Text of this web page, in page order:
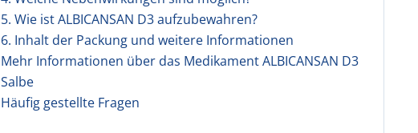
5. Wie ist ALBICANSAN D3 aufzubewahren?
6. Inhalt der Packung und weitere Informationen
Mehr Informationen über das Medikament ALBICANSAN D3
Salbe
Häufig gestellte Fragen